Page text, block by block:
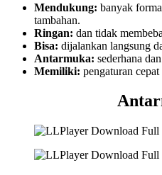
Mendukung: banyak
tambahan.
Ringan: dan tidak
Bisa: dijalankan langsung
Antarmuka: sederhana
Memiliki: pengaturan